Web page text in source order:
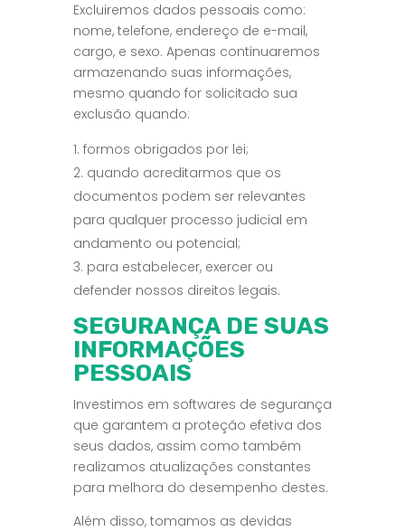
Excluiremos dados pessoais como:
nome, telefone, endereço de e-mail,
cargo, e sexo. Apenas continuaremos
armazenando suas informações,
mesmo quando for solicitado sua
exclusão quando:
formos obrigados por lei;
quando acreditarmos que os
documentos podem ser relevantes
para qualquer processo judicial em
andamento ou potencial;
para estabelecer, exercer ou
defender nossos direitos legais.
SEGURANÇA DE SUAS
INFORMAÇÕES
PESSOAIS
Investimos em softwares de segurança
que garantem a proteção efetiva dos
seus dados, assim como também
realizamos atualizações constantes
para melhora do desempenho destes.
Além disso, tomamos as devidas